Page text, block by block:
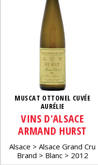
MUSCAT OTTONEL CUVÉE
AURÉLIE
VINS D'ALSACE
ARMAND HURST
Alsace
Alsace Grand Cru
Brand
Blanc 2012